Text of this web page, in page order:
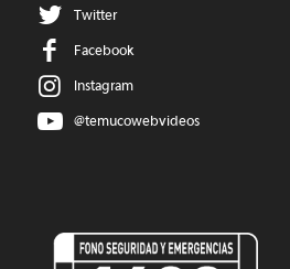
Twitter
Facebook
Instagram
@temucowebvideos